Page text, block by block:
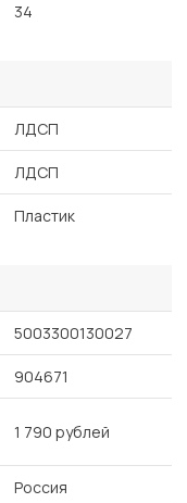
34
ЛДСП
ЛДСП
Пластик
5003300130027
904671
1 790 рублей
Россия